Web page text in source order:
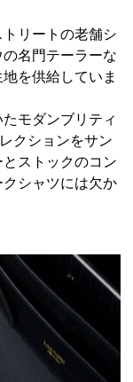
リートの老舗シ
名門テーラーな
を供給していま
モダンブリティ
クションをサン
ストックのコン
クシャツには欠か